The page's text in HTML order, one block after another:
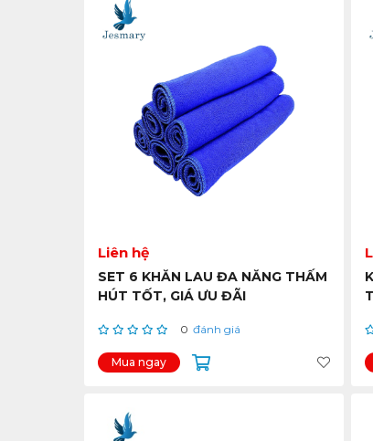
Liên hệ
SET 6 KHĂN LAU ĐA NĂNG THẤM
HÚT TỐT, GIÁ ƯU ĐÃI
0 đánh giá
Mua ngay